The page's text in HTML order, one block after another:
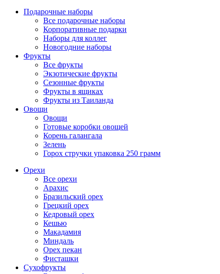
Подарочные наборы
Все подарочные наборы
Корпоративные подарки
Наборы для коллег
Новогодние наборы
Фрукты
Все фрукты
Экзотические фрукты
Сезонные фрукты
Фрукты в ящиках
Фрукты из Таиланда
Овощи
Овощи
Готовые коробки овощей
Корень галангала
Зелень
Горох стручки упаковка 250 грамм
Орехи
Все орехи
Арахис
Бразильский орех
Грецкий орех
Кедровый орех
Кешью
Макадамия
Миндаль
Орех пекан
Фисташки
Сухофрукты